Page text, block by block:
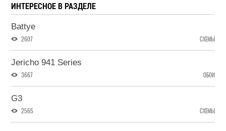
ИНТЕРЕСНОЕ В РАЗДЕЛЕ
Battye
2607 СХЕМЫ
Jericho 941 Series
3667 ОБОИ
G3
2565 СХЕМЫ